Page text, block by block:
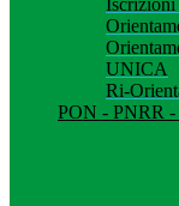
Iscrizioni
UNICA
Ri-
PON - PNRR -